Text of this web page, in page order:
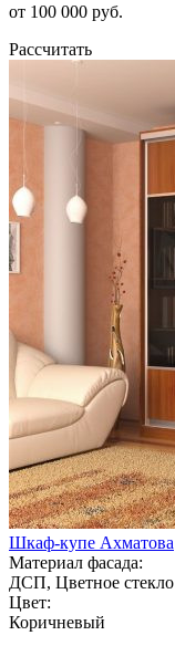
от 100 000 руб.
Рассчитать
Шкаф-купе Ахматова
Материал фасада:
ДСП, Цветное стекло
Цвет:
Коричневый